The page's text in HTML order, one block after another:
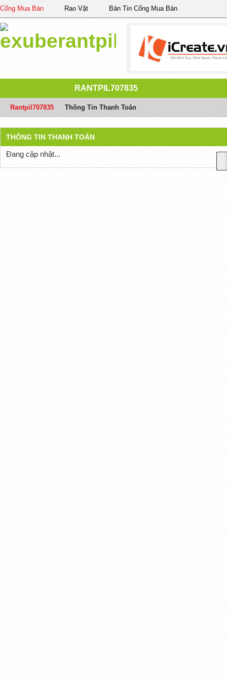
Cổng Mua Bán Rao Vặt Bản Tin Cổng Mua Bán
RANTPIL707835
Rantpil707835 Thông Tin Thanh Toán
THÔNG TIN THANH TOÁN
Đang cập nhật...